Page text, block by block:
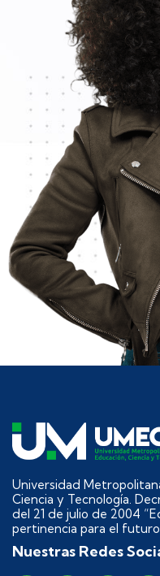
Universidad
Ciencia y Tecnología.
del 21 de julio de 2004
pertinencia para el
Nuestras Redes